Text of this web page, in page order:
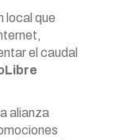
local que
el caudal
alianza